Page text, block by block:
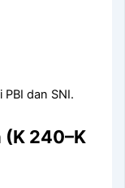
dan SNI.
(K 240–K